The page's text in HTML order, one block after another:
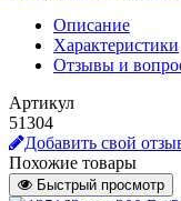
Описание
Характеристики
Отзывы и
Артикул
51304
Добавить свой
Похожие товары
Быстрый просмотр